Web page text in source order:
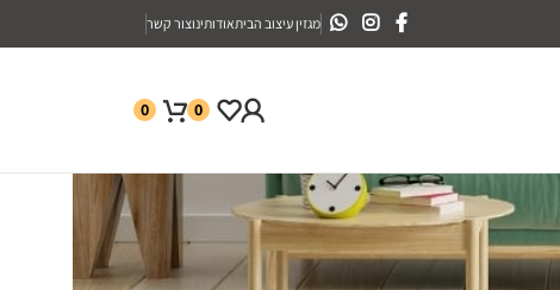
מגזין עיצוב הביתאודותינוצור קשר
0
0